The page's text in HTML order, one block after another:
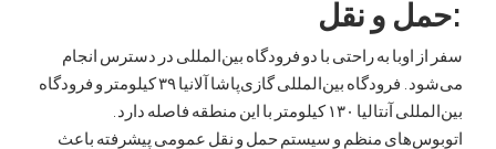
و نقل
به راحتی با دو فرودگاه بین‌المللی در دسترس انجام
می‌شود. فرودگاه بین‌المللی گازی‌پاشا آلانیا ۳۹ کیلومتر و فرودگاه
بین‌المللی آنتالیا ۱۳۰ کیلومتر با این منطقه فاصله دارد.
منظم و سیستم حمل و نقل عمومی پیشرفته باعث